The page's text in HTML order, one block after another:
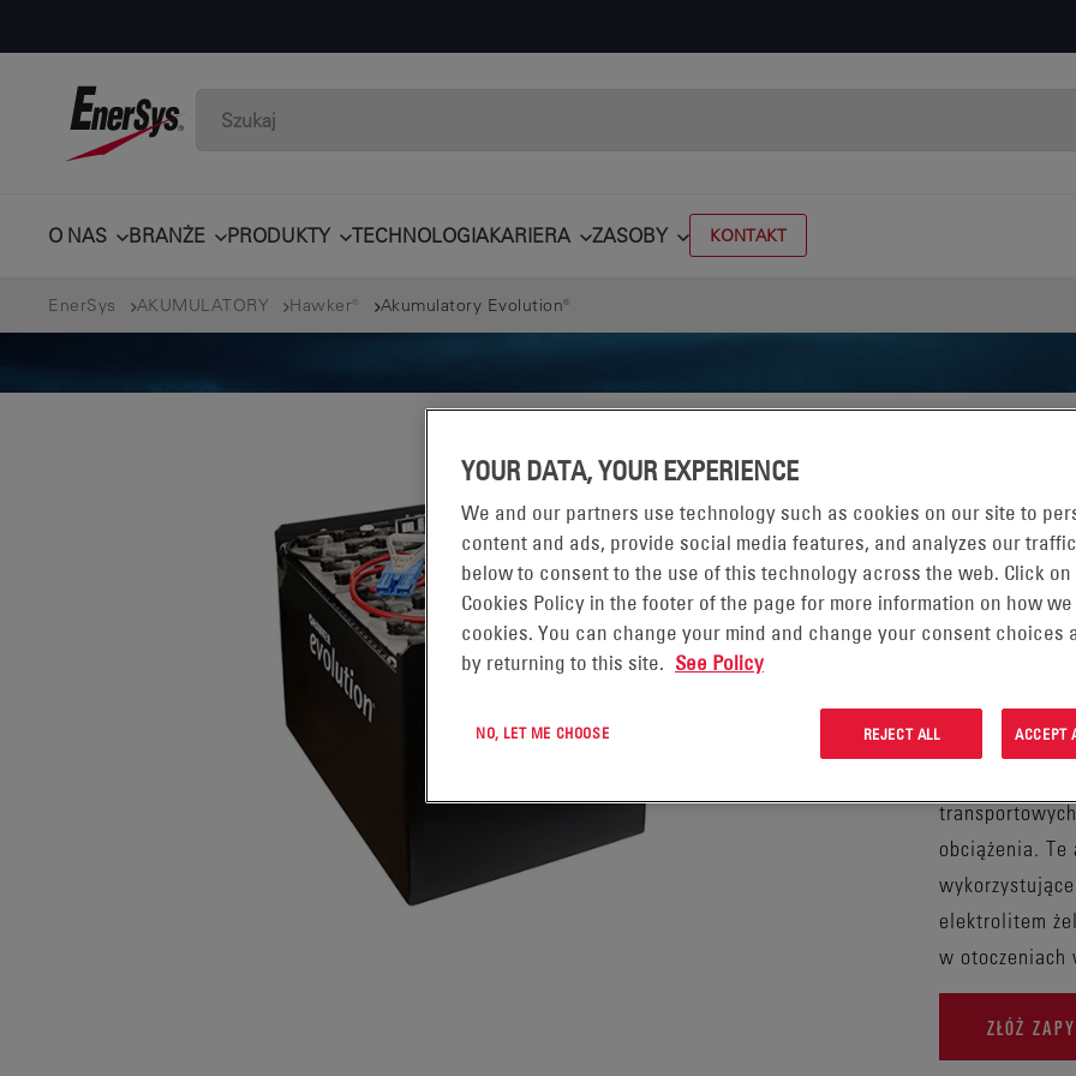
O NAS BRANŻE PRODUKTY TECHNOLOGIAKARIERA ZASOBY KONTAKT
EnerSys AKUMULATORY Hawker® Akumulatory Evolution®
Wykonane z
rurowej z
nadają się do
pojazdach
obciążenia. Te
elektrolitem
w otoczeniach
ZŁÓŻ
YOUR DATA, YOUR EXPERIENCE
We and our partners use technology such as cookies on our site to
content and ads, provide social media features, and analyzes our
below to consent to the use of this technology across the web. Click on
Cookies Policy in the footer of the page for more information on how we
cookies. You can change your mind and change your consent choices
by returning to this site. See Policy
NO, LET ME CHOOSE REJECT ALL ACCEPT